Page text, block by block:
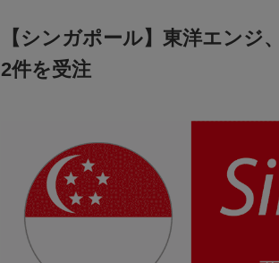
【シンガポール】東洋エン
2件を受注